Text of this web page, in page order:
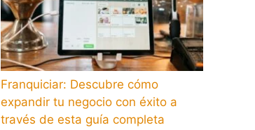
Franquiciar: Descubre cómo
expandir tu negocio con éxito a
través de esta guía completa